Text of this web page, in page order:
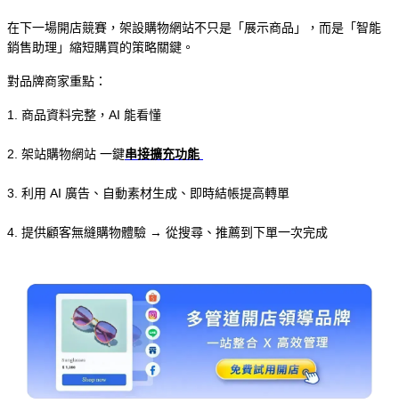
在下一場開店競賽，架設購物網站不只是「展示商品」，而是「智能
銷售助理」縮短購買的策略關鍵。
對品牌商家重點：
1. 商品資料完整，AI 能看懂
2. 架站購物網站 一鍵串接擴充功能
3. 利用 AI 廣告、自動素材生成、即時結帳提高轉單
4. 提供顧客無縫購物體驗 → 從搜尋、推薦到下單一次完成